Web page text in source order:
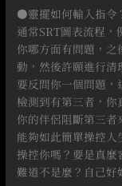
●靈擺如何輸入指令
通常SRT圖表流程，
你哪方面有問題，
動，然後許願進行
要反問你一個問題
檢測到有第三者，你
你的伴侶阻斷第三
能夠如此簡單操控
操控你嗎？要是真麼
難道不是麼？自己好